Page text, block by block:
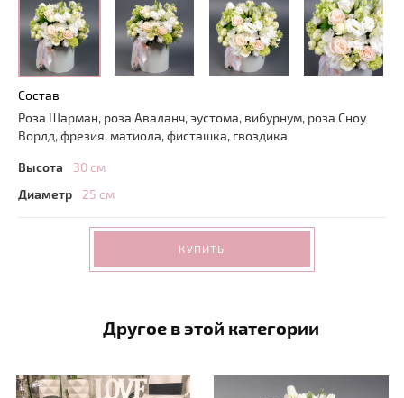
Состав
Роза Шарман, роза Аваланч, эустома, вибурнум, роза Сноу
Ворлд, фрезия, матиола, фисташка, гвоздика
Высота
30 см
Диаметр
25 см
КУПИТЬ
Другое в этой категории